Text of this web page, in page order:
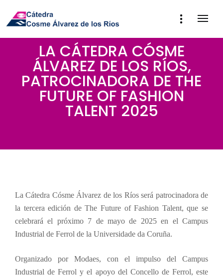
LA CÁTEDRA CÓSME
ÁLVAREZ DE LOS RÍOS,
PATROCINADORA DE THE
FUTURE OF FASHION
TALENT 2025
La Cátedra Cósme Álvarez de los Ríos será patrocinadora de
la tercera edición de The Future of Fashion Talent, que se
celebrará el próximo 7 de mayo de 2025 en el Campus
Industrial de Ferrol de la Universidade da Coruña.
Organizado por Modaes, con el impulso del Campus
Industrial de Ferrol y el apoyo del Concello de Ferrol, este